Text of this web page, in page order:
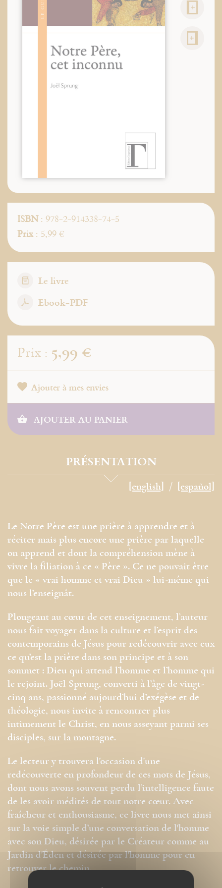
ISBN: 978-2-914338-74-5
Prix: 5,99 €
Le livre
Ebook-PDF
Prix : 5,99 €
Ajouter à mes envies
AJOUTER AU PANIER
PRÉSENTATION
[english] [español]
Le Notre Père est une prière à apprendre et à
réciter mais plus encore une prière par laquelle
on apprend et dont la compréhension mène à
vivre la filiation à ce « Père ». Ce ne pouvait être
que le « vrai homme et vrai Dieu » lui-même qui
nous l’enseignât.
Plongeant au cœur de cet enseignement, l’auteur
nous fait voyager dans la culture et l’esprit des
contemporains de Jésus pour redécouvrir avec eux
ce qu’est la prière dans son principe et à son
sommet : Dieu qui attend l’homme et l’homme qui
le rejoint. Joël Sprung, converti à l’âge de vingt-
cinq ans, passionné aujourd’hui d’exégèse et de
théologie, nous invite à rencontrer plus
intimement le Christ, en nous asseyant parmi ses
disciples, sur la montagne.
Le lecteur y trouvera l'occasion d'une
redécouverte en profondeur de ces mots de Jésus,
dont nous avons souvent perdu l’intelligence faute
de les avoir médités de tout notre cœur. Avec
fraîcheur et enthousiasme, ce livre nous met ainsi
sur la voie simple d’une conversation de l'homme
avec son Dieu, désirée par le Créateur comme au
Jardin d'Éden et désirée par l'homme pour en
retrouver le chemin.